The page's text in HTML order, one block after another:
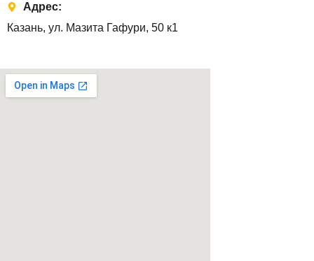
Адрес:
Казань, ул. Мазита Гафури, 50 к1